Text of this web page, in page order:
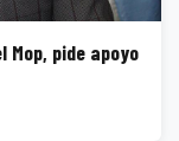
pide apoyo